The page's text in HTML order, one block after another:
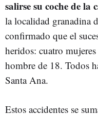
salirse su coche de la
la localidad granadina
confirmado que el
heridos: cuatro
hombre de 18. Todos
Santa Ana.
Estos accidentes se